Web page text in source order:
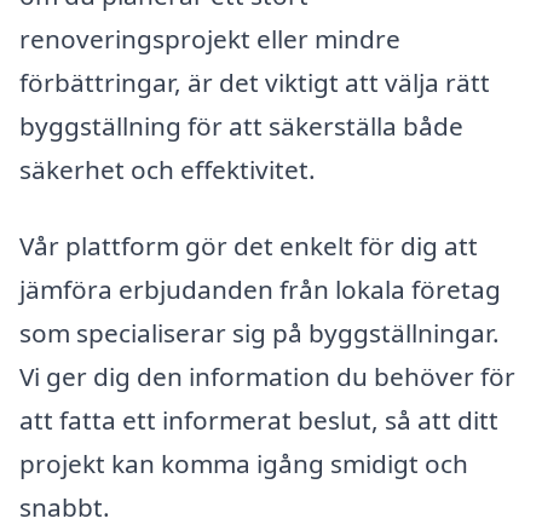
renoveringsprojekt eller mindre
förbättringar, är det viktigt att välja rätt
byggställning för att säkerställa både
säkerhet och effektivitet.
Vår plattform gör det enkelt för dig att
jämföra erbjudanden från lokala företag
som specialiserar sig på byggställningar.
Vi ger dig den information du behöver för
att fatta ett informerat beslut, så att ditt
projekt kan komma igång smidigt och
snabbt.